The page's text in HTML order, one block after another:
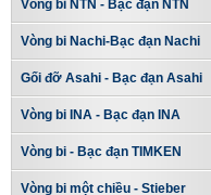
Vòng bi NTN - Bạc đạn NTN
Vòng bi Nachi-Bạc đạn Nachi
Gối đỡ Asahi - Bạc đạn Asahi
Vòng bi INA - Bạc đạn INA
Vòng bi - Bạc đạn TIMKEN
Vòng bi một chiều - Stieber